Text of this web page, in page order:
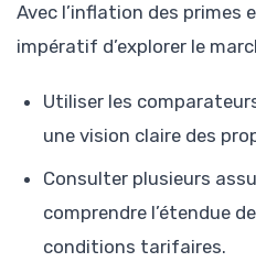
Avec l’inflation des primes
impératif d’explorer le
Utiliser les
une vision claire des
Consulter plusieurs
comprendre l’étendue
conditions tarifaires.